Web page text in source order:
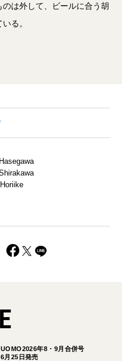
は外して、ビールに合う胡
る。
UOMO2026年8・9月合併号
6月25日発売